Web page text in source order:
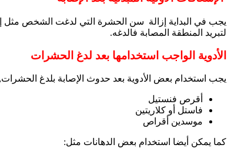
يجب في البداية إزالة سن الحشرة التي لدغت الشخص مثل
لتبريد المنطقة المصابة فالدغه.
الأدوية الواجب استخدامها بعد لدغ الحشرات
يجب استخدام بعض الأدوية بعد حدوث الإصابة بلدغ
أقرص فنستيل
فاستل أو كلاريتين
موسدين أقراص
كما يمكن أيضا استخدام بعض الدهانات مثل: